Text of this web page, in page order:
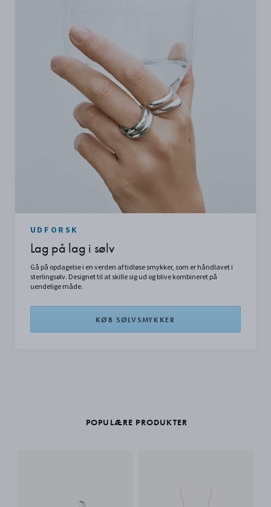
UDFORSK
Lag på lag i sølv
Gå på opdagelse i en verden af tidløse smykker, som er håndlavet i
sterlingsølv. Designet til at skille sig ud og blive kombineret på
uendelige måde.
KØB SØLVSMYKKER
POPULÆRE PRODUKTER